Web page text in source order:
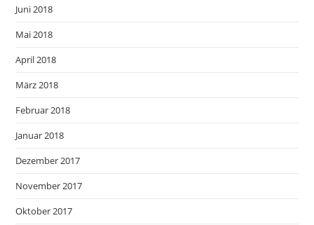
Juni 2018
Mai 2018
April 2018
März 2018
Februar 2018
Januar 2018
Dezember 2017
November 2017
Oktober 2017